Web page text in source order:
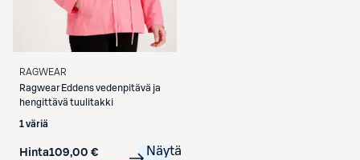
RAGWEAR
Ragwear Eddens vedenpitävä ja
hengittävä tuulitakki
1 väriä
Hinta109,00 €
Näytä